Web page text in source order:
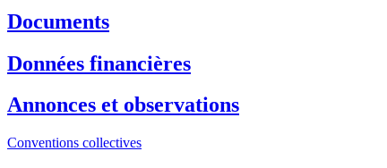
Documents
Données financières
Annonces et observations
Conventions collectives